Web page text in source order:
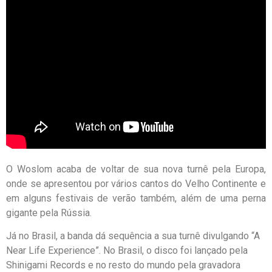
O Woslom acaba de voltar de sua nova turnê pela Europa,
onde se apresentou por vários cantos do Velho Continente e
em alguns festivais de verão também, além de uma perna
gigante pela Rússia.
Já no Brasil, a banda dá sequência a sua turnê divulgando “A
Near Life Experience”. No Brasil, o disco foi lançado pela
Shinigami Records e no resto do mundo pela gravadora